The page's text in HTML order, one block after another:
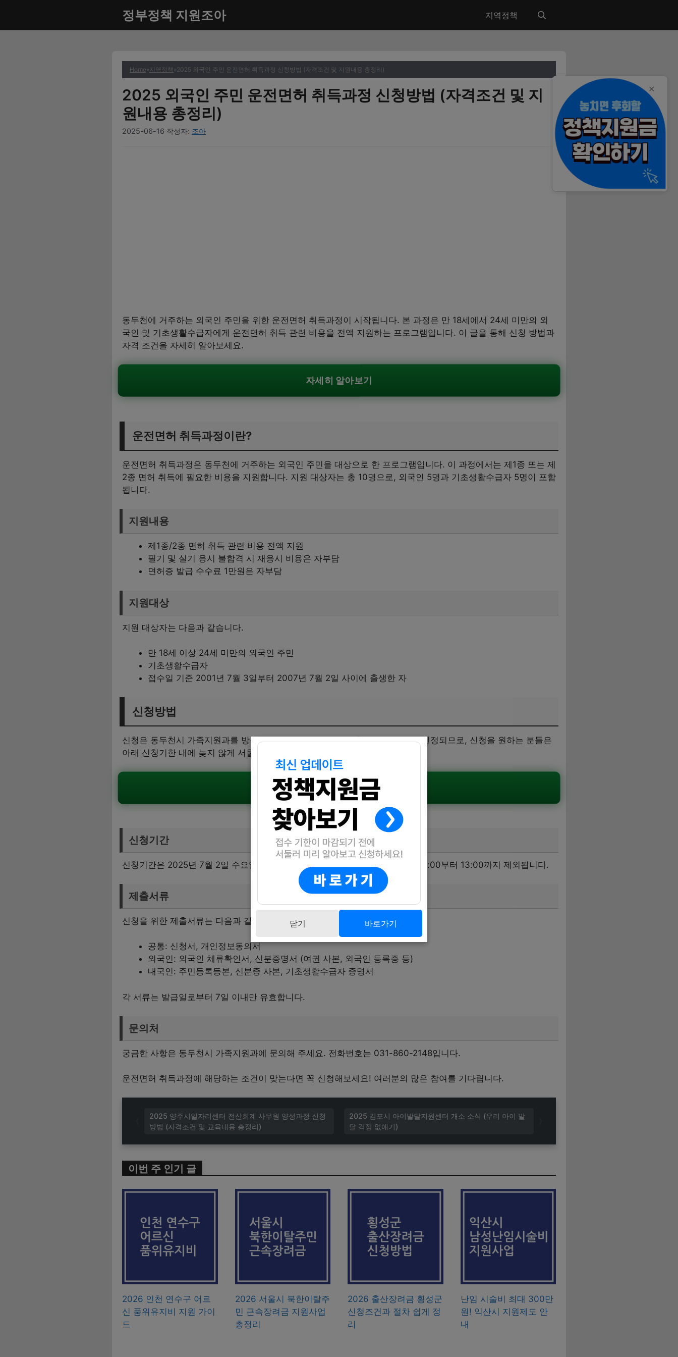
츠
정부정책 지원조아 지역정책
Home»지역정책 »2025 외국인 주민 운전면허 취득과정 신청방법 (자격조건 및 지원내용 총정리)
2025 외국인 주민 운전면허 취득과정 신청방법 (자격조건 및 지
원내용 총정리)
2025-06-16 작성자: 조아
동두천에 거주하는 외국인 주민을 위한 운전면허 취득과정이 시작됩니다. 본 과정은 만 18세에서 24세 미만의 외
국인 및 기초생활수급자에게 운전면허 취득 관련 비용을 전액 지원하는 프로그램입니다. 이 글을 통해 신청 방법과
자격 조건을 자세히 알아보세요.
자세히 알아보기
운전면허 취득과정이란?
운전면허 취득과정은 동두천에 거주하는 외국인 주민을 대상으로 한 프로그램입니다. 이 과정에서는 제1종 또는 제
2종 면허 취득에 필요한 비용을 지원합니다. 지원 대상자는 총 10명으로, 외국인 5명과 기초생활수급자 5명이 포함
됩니다.
지원내용
제1종/2종 면허 취득 관련 비용 전액 지원
필기 및 실기 응시 불합격 시 재응시 비용은 자부담
면허증 발급 수수료 1만원은 자부담
지원대상
지원 대상자는 다음과 같습니다.
만 18세 이상 24세 미만의 외국인 주민
기초생활수급자
접수일 기준 2001년 7월 3일부터 2007년 7월 2일 사이에 출생한 자
신청방법
신청은 동두천시 가족지원과를 방문하여 접수합니다. 서류 제출 순으로 선착순 인정되므로, 신청을 원하는 분들은
아래 신청기한 내에 늦지 않게 서둘러 신청해보세요.
공식공고 확인하기
신청기간
신청기간은 2025년 7월 2일 수요일 10:00부터 17:00까지입니다. 점심시간은 12:00부터 13:00까지 제외됩니다.
제출서류
신청을 위한 제출서류는 다음과 같습니다.
공통: 신청서, 개인정보동의서
외국인: 외국인 체류확인서, 신분증명서 (여권 사본, 외국인 등록증 등)
내국인: 주민등록등본, 신분증 사본, 기초생활수급자 증명서
각 서류는 발급일로부터 7일 이내만 유효합니다.
문의처
궁금한 사항은 동두천시 가족지원과에 문의해 주세요. 전화번호는 031-860-2148입니다.
운전면허 취득과정에 해당하는 조건이 맞는다면 꼭 신청해보세요! 여러분의 많은 참여를 기다립니다.
2025 김포시 아이발달지원센터 개소 소식 (우리 아이 발
달 걱정 없애기)
2025 양주시일자리센터 전산회계 사무원 양성과정 신청
방법 (자격조건 및 교육내용 총정리)
이번 주 인기 글
2026 인천 연수구 어르
신 품위유지비 지원 가이
드
2026 서울시 북한이탈주
민 근속장려금 지원사업
총정리
2026 출산장려금 횡성군
신청조건과 절차 쉽게 정
리
난임 시술비 최대 300만
원! 익산시 지원제도 안
내
✕
닫기 바로가기